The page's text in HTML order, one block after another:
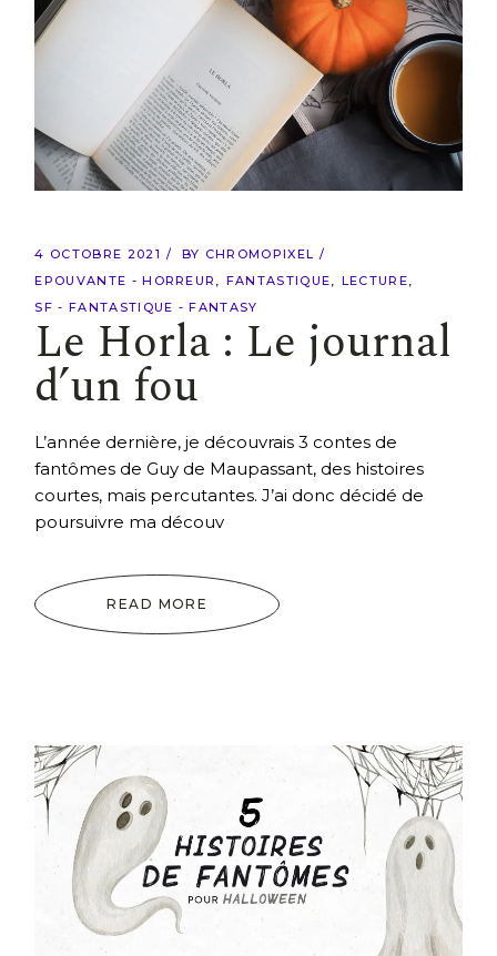
4 OCTOBRE 2021 BY CHROMOPIXEL
EPOUVANTE - HORREUR
FANTASTIQUE
LECTURE
SF - FANTASTIQUE - FANTASY
Le Horla : Le journal
d’un fou
L’année dernière, je découvrais 3 contes de
fantômes de Guy de Maupassant, des histoires
courtes, mais percutantes. J’ai donc décidé de
poursuivre ma découv
READ MORE